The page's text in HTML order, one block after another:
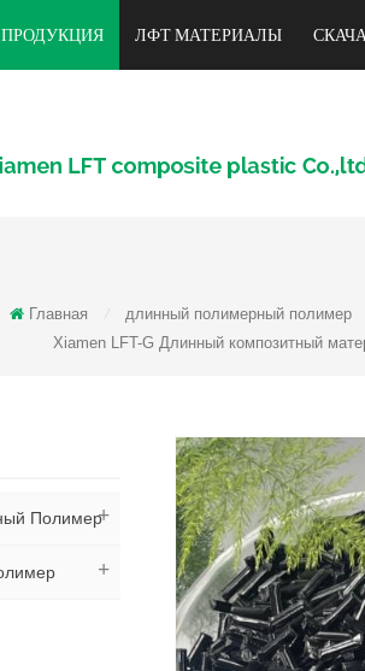
ПРОДУКЦИЯ ЛФТ МАТЕРИАЛЫ
Главная длинный полимерный полимер
Xiamen LFT-G Длинный композитный
Полимер